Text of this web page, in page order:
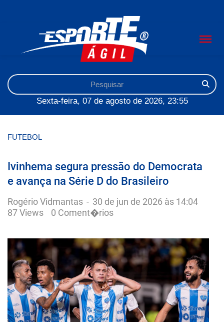
Sexta-feira, 07 de agosto de 2026, 23:55
FUTEBOL
Ivinhema segura pressão do Democrata
e avança na Série D do Brasileiro
Rogério Vidmantas - 30 de jun de 2026 às 14:04
87 Views
0 Coment�rios